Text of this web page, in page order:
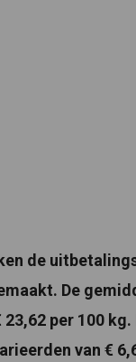
de
De
per 100
van €